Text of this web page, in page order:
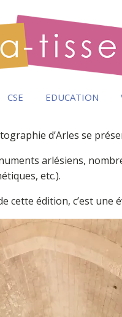
CSE EDUCATION
d’Arles se
arlésiens,
etc.).
édition, c’est une